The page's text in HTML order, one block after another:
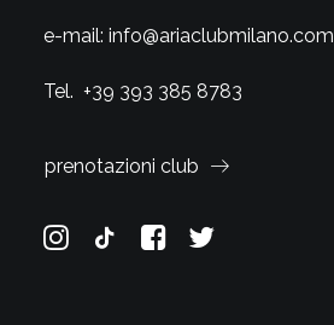
e-mail: info@ariaclubmilano.com
Tel. +39 393 385 8783
prenotazioni club